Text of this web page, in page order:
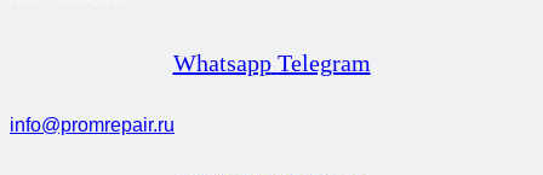
Whatsapp Telegram
info@promrepair.ru